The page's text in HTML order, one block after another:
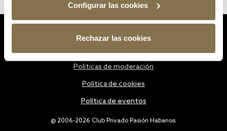
Configurar las cookies
Rechazar las cookies
@ 2006-2026 Club Privado Pasión Habanos.
Políticas de moderación
Política de cookies
Política de eventos